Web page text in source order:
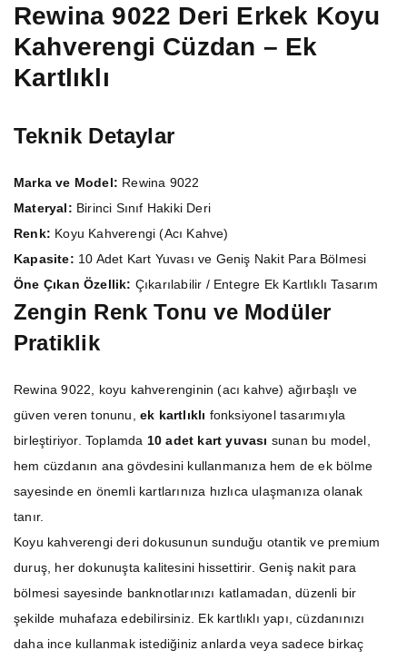
Rewina 9022 Deri Erkek Koyu
Kahverengi Cüzdan – Ek
Kartlıklı
Teknik Detaylar
Marka ve Model: Rewina 9022
Materyal: Birinci Sınıf Hakiki Deri
Renk: Koyu Kahverengi (Acı Kahve)
Kapasite: 10 Adet Kart Yuvası ve Geniş Nakit Para Bölmesi
Öne Çıkan Özellik: Çıkarılabilir / Entegre Ek Kartlıklı Tasarım
Zengin Renk Tonu ve Modüler
Pratiklik
Rewina 9022, koyu kahverenginin (acı kahve) ağırbaşlı ve
güven veren tonunu, ek kartlıklı fonksiyonel tasarımıyla
birleştiriyor. Toplamda 10 adet kart yuvası sunan bu model,
hem cüzdanın ana gövdesini kullanmanıza hem de ek bölme
sayesinde en önemli kartlarınıza hızlıca ulaşmanıza olanak
tanır.
Koyu kahverengi deri dokusunun sunduğu otantik ve premium
duruş, her dokunuşta kalitesini hissettirir. Geniş nakit para
bölmesi sayesinde banknotlarınızı katlamadan, düzenli bir
şekilde muhafaza edebilirsiniz. Ek kartlıklı yapı, cüzdanınızı
daha ince kullanmak istediğiniz anlarda veya sadece birkaç